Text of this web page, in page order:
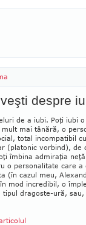
despre
de a iubi. Poţi iubi
mai tânără, o
total incompatibil
(platonic vorbind), de
îmbina admiraţia
o personalitate care a
(în cazul meu,
mod incredibil, o
tipul dra­gos­te-ură,